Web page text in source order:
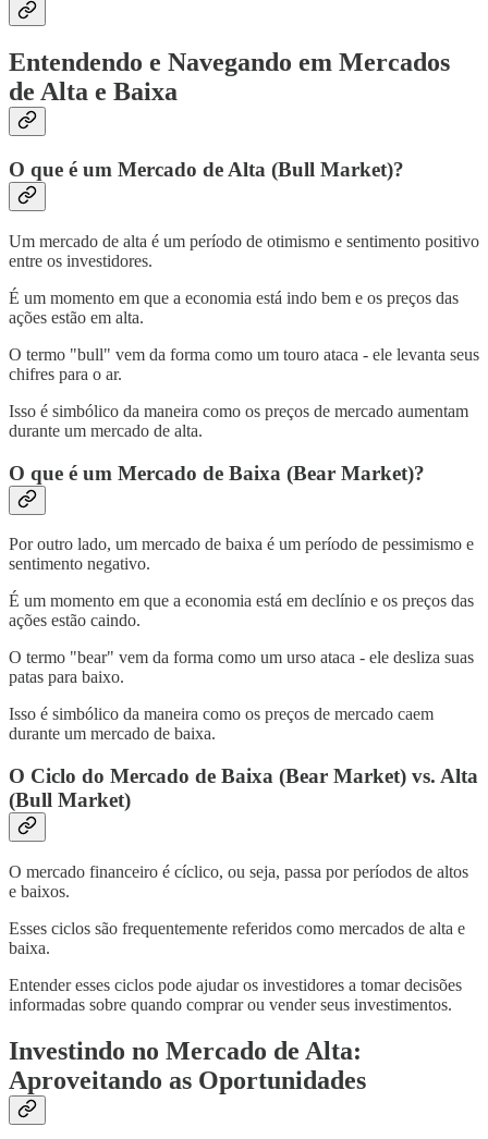
Entendendo e Navegando em Mercados
de Alta e Baixa
O que é um Mercado de Alta (Bull Market)?
Um mercado de alta é um período de otimismo e sentimento positivo
entre os investidores.
É um momento em que a economia está indo bem e os preços das
ações estão em alta.
O termo "bull" vem da forma como um touro ataca - ele levanta seus
chifres para o ar.
Isso é simbólico da maneira como os preços de mercado aumentam
durante um mercado de alta.
O que é um Mercado de Baixa (Bear Market)?
Por outro lado, um mercado de baixa é um período de pessimismo e
sentimento negativo.
É um momento em que a economia está em declínio e os preços das
ações estão caindo.
O termo "bear" vem da forma como um urso ataca - ele desliza suas
patas para baixo.
Isso é simbólico da maneira como os preços de mercado caem
durante um mercado de baixa.
O Ciclo do Mercado de Baixa (Bear Market) vs. Alta
(Bull Market)
O mercado financeiro é cíclico, ou seja, passa por períodos de altos
e baixos.
Esses ciclos são frequentemente referidos como mercados de alta e
baixa.
Entender esses ciclos pode ajudar os investidores a tomar decisões
informadas sobre quando comprar ou vender seus investimentos.
Investindo no Mercado de Alta:
Aproveitando as Oportunidades